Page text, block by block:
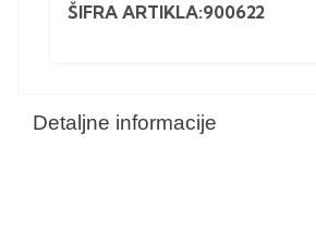
Detaljne informacije
ŠIFRA ARTIKLA:900622